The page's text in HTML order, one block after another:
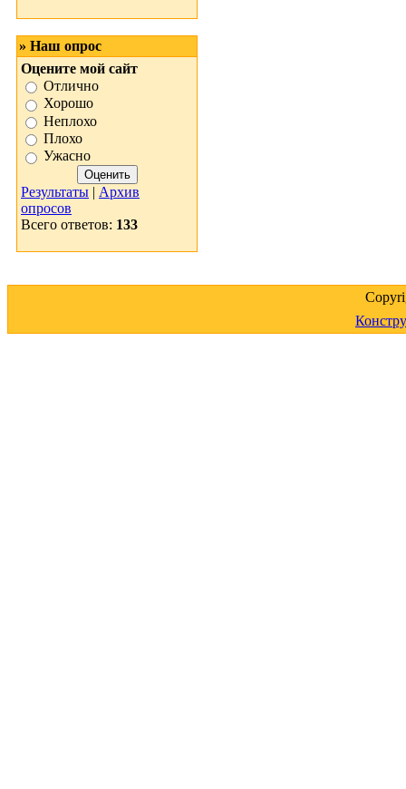
» Наш опрос
Оцените мой сайт
Отлично
Хорошо
Неплохо
Плохо
Ужасно
Результаты | Архив
опросов
Всего ответов: 133